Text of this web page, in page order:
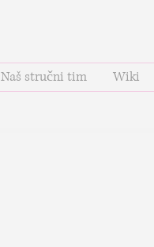
Naš stručni tim Wiki